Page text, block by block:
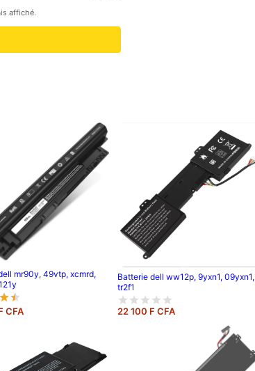
affiché.
mr90y, 49vtp, xcmrd,
CFA
Batterie dell ww12p, 9yxn1, 09yxn1,
tr2f1
22 100 F CFA